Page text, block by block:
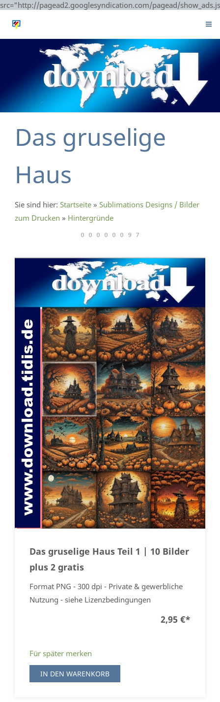
src="http://pagead2.googlesyndication.com/pagead/
Das gruselige
Haus
Sie sind hier: Startseite » Sublimations Designs / Bilder
zum Drucken » Hintergründe
Das gruselige Haus Teil 1 | 10 Bilder
plus 2 gratis
Format PNG - 300 dpi - Private & gewerbliche
Nutzung - siehe Lizenzbedingungen
2,95 €*
Für später merken
IN DEN WARENKORB